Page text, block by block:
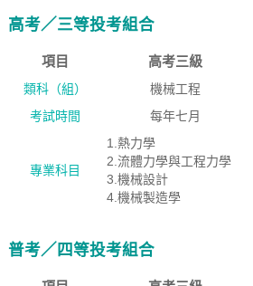
高考／三等投考組合
項目 高考三級
類科（組） 機械工程
考試時間
每年七月
專業科目
1.熱力學
2.流體力學與工程力學
3.機械設計
4.機械製造學
普考／四等投考組合